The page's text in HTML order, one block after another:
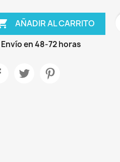
AÑADIR AL CARRITO
en 48-72 horas